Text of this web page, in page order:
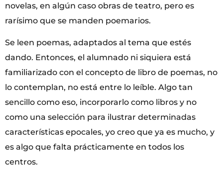
novelas, en algún caso obras de teatro, pero es
rarísimo que se manden poemarios.
Se leen poemas, adaptados al tema que estés
dando. Entonces, el alumnado ni siquiera está
familiarizado con el concepto de libro de poemas, no
lo contemplan, no está entre lo leíble. Algo tan
sencillo como eso, incorporarlo como libros y no
como una selección para ilustrar determinadas
características epocales, yo creo que ya es mucho, y
es algo que falta prácticamente en todos los
centros.